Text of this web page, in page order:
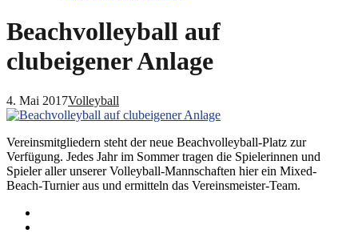
Beachvolleyball auf
clubeigener Anlage
4. Mai 2017Volleyball
Vereinsmitgliedern steht der neue Beachvolleyball-Platz zur
Verfügung. Jedes Jahr im Sommer tragen die Spielerinnen und
Spieler aller unserer Volleyball-Mannschaften hier ein Mixed-
Beach-Turnier aus und ermitteln das Vereinsmeister-Team.